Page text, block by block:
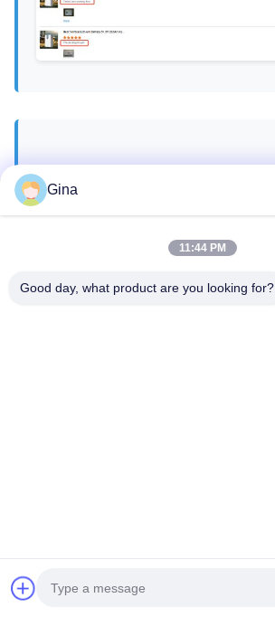
Chứng chỉ của chúng tôi
Gina
11:44 PM
Good day, what product are you looking for?